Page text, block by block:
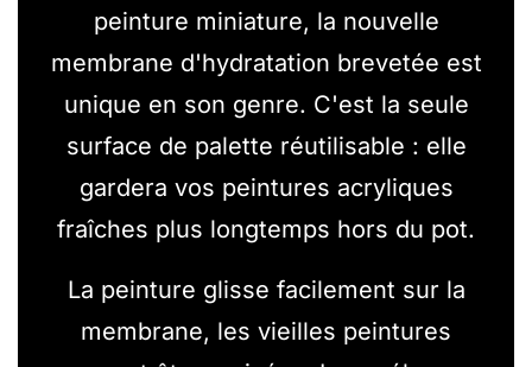
peinture miniature, la nouvelle
membrane d'hydratation brevetée est
unique en son genre. C'est la seule
surface de palette réutilisable : elle
gardera vos peintures acryliques
fraîches plus longtemps hors du pot.
La peinture glisse facilement sur la
membrane, les vieilles peintures